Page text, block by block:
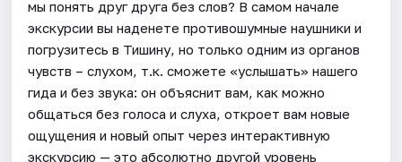
мы понять друг друга без слов? В самом начале
экскурсии вы наденете противошумные наушники и
погрузитесь в Тишину, но только одним из органов
чувств – слухом, т.к. сможете «услышать» нашего
гида и без звука: он объяснит вам, как можно
общаться без голоса и слуха, откроет вам новые
ощущения и новый опыт через интерактивную
экскурсию — это абсолютно другой уровень